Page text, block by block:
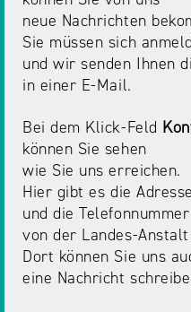
neue Nachrichten
Sie müssen sich
und wir senden Ihnen
in einer E-Mail.
Bei dem Klick-Feld
können Sie sehen
wie Sie uns erreichen.
Hier gibt es die Adresse
und die Telefonnummer
von der Landes-
Dort können Sie uns
eine Nachricht